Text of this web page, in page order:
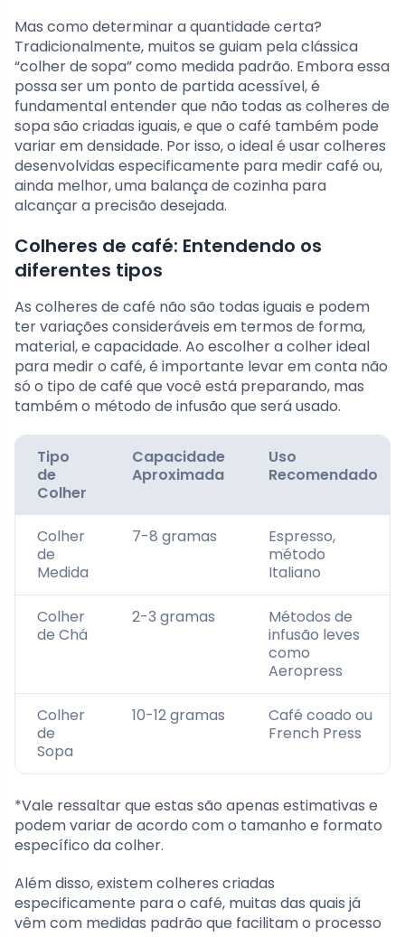
Mas como determinar a quantidade certa?
Tradicionalmente, muitos se guiam pela clássica
“colher de sopa” como medida padrão. Embora essa
possa ser um ponto de partida acessível, é
fundamental entender que não todas as colheres de
sopa são criadas iguais, e que o café também pode
variar em densidade. Por isso, o ideal é usar colheres
desenvolvidas especificamente para medir café ou,
ainda melhor, uma balança de cozinha para
alcançar a precisão desejada.
Colheres de café: Entendendo os
diferentes tipos
As colheres de café não são todas iguais e podem
ter variações consideráveis em termos de forma,
material, e capacidade. Ao escolher a colher ideal
para medir o café, é importante levar em conta não
só o tipo de café que você está preparando, mas
também o método de infusão que será usado.
Tipo
de
Colher
Capacidade
Aproximada
Uso
Recomendado
Colher
de
Medida
7-8 gramas
Espresso,
método
Italiano
Colher
de Chá
2-3 gramas
Métodos de
infusão leves
como
Aeropress
Colher
de
Sopa
10-12 gramas
Café coado ou
French Press
*Vale ressaltar que estas são apenas estimativas e
podem variar de acordo com o tamanho e formato
específico da colher.
Além disso, existem colheres criadas
especificamente para o café, muitas das quais já
vêm com medidas padrão que facilitam o processo